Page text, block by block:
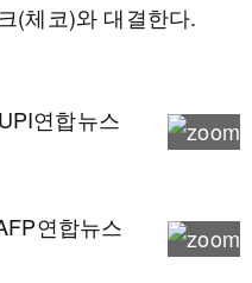
(체코)와 대결한다.